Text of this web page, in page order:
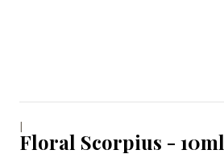
|
Floral Scorpius - 10ml